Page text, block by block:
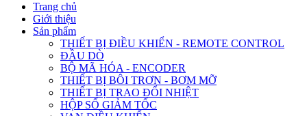
Trang chủ
Giới thiệu
Sản phẩm
THIẾT BỊ ĐIỀU KHIỂN - REMOTE CONTROL
ĐẦU DÒ
BỘ MÃ HÓA - ENCODER
THIẾT BỊ BÔI TRƠN - BƠM MỠ
THIẾT BỊ TRAO ĐỔI NHIỆT
HỘP SỐ GIẢM TỐC